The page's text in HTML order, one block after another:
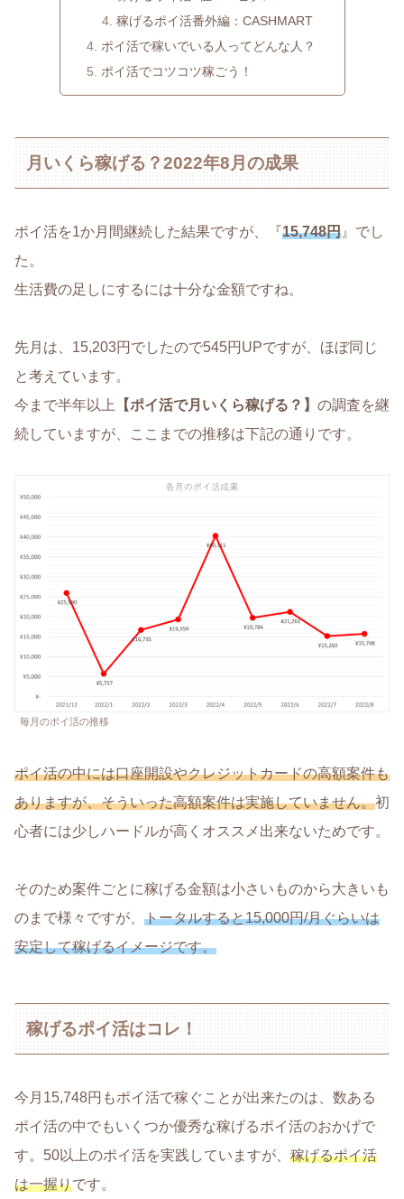
稼げるポイ活番外編：CASHMART
ポイ活で稼いでいる人ってどんな人？
ポイ活でコツコツ稼ごう！
月いくら稼げる？2022年8月の成果
ポイ活を1か月間継続した結果ですが、『15,748円 』でし
た。
生活費の足しにするには十分な金額ですね。
先月は、15,203円でしたので545円UPですが、ほぼ同じ
と考えています。
今まで半年以上
【ポイ活で月いくら稼げる？】 の調査を継
続していますが、ここまでの推移は下記の通りです。
毎月のポイ活の推移
ポイ活の中には口座開設やクレジットカードの高額案件も
ありますが、そういった高額案件は実施していません。初
心者には少しハードルが高くオススメ出来ないためです。
そのため案件ごとに稼げる金額は小さいものから大きいも
のまで様々ですが、 トータルすると15,000円/月ぐらいは
安定して稼げるイメージです。
稼げるポイ活はコレ！
今月15,748円もポイ活で稼ぐことが出来たのは、数ある
ポイ活の中でもいくつか優秀な稼げるポイ活のおかげで
す。50以上のポイ活を実践していますが、 稼げるポイ活
は一握りです。